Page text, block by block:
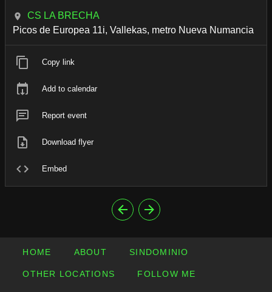
CS LA BRECHA
Picos de Europea 11i, Vallekas, metro Nueva Numancia
Copy link
Add to calendar
Report event
Download flyer
Embed
HOME ABOUT SINDOMINIO
OTHER LOCATIONS FOLLOW ME